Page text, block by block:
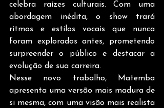
celebra raízes culturais. Com uma
abordagem inédita, o show trará
ritmos e estilos vocais que nunca
foram explorados antes, prometendo
surpreender o público e destacar a
evolução de sua carreira.
Nesse novo trabalho, Matemba
apresenta uma versão mais madura de
si mesma, com uma visão mais realista